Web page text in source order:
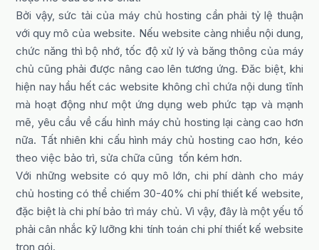
Bởi vậy, sức tải của máy chủ hosting cần phải tỷ lệ thuận
với quy mô của website. Nếu website càng nhiều nội dung,
chức năng thì bộ nhớ, tốc độ xử lý và băng thông của máy
chủ cũng phải được nâng cao lên tương ứng. Đăc biệt, khi
hiện nay hầu hết các website không chỉ chứa nội dung tĩnh
mà hoạt động như một ứng dụng web phức tạp và mạnh
mẽ, yêu cầu về cấu hình máy chủ hosting lại càng cao hơn
nữa. Tất nhiên khi cấu hình máy chủ hosting cao hơn, kéo
theo việc bảo trì, sửa chữa cũng tốn kém hơn.
Với những website có quy mô lớn, chi phí dành cho máy
chủ hosting có thể chiếm 30-40% chi phí thiết kế website,
đặc biệt là chi phí bảo trì máy chủ. Vì vậy, đây là một yếu tố
phải cân nhắc kỹ lưỡng khi tính toán chi phí thiết kế website
trọn gói.